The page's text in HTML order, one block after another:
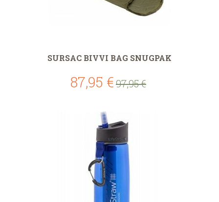
SURSAC BIVVI BAG SNUGPAK
87,95 €97,95 €